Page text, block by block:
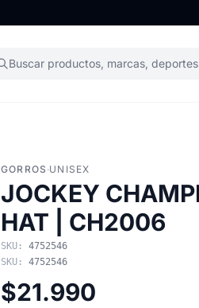
Buscar productos, marcas,
GORROS ·UNISEX
JOCKEY
HAT | CH2006
SKU:
4752546
SKU:
4752546
$21.990